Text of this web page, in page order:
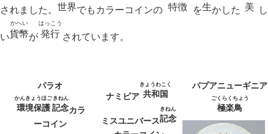
されました。 世界でもカラーコインの 特徴 を生かした 美 し
い貨幣
かへい
が 発行
はっこう
されています。
パラオ
環境保護
かんきょうほご
記念
きねん
カラ
ーコイン
ナミビア 共和国
きょうわこく
ミスユニバース記念
きねん
パプアニューギニア
極楽鳥
ごくらくちょう